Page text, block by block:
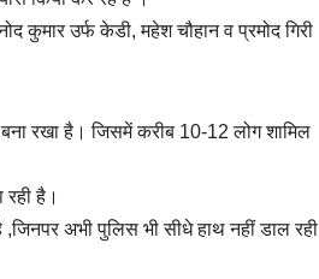
कुमार उर्फ केडी, महेश चौहान व प्रमोद गिरी
रखा है। जिसमें करीब 10-12 लोग शामिल
है।
,जिनपर अभी पुलिस भी सीधे हाथ नहीं डाल रही